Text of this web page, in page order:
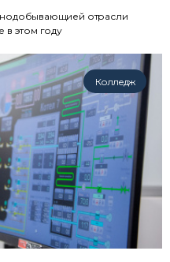
отрасли
в этом году
Колледж